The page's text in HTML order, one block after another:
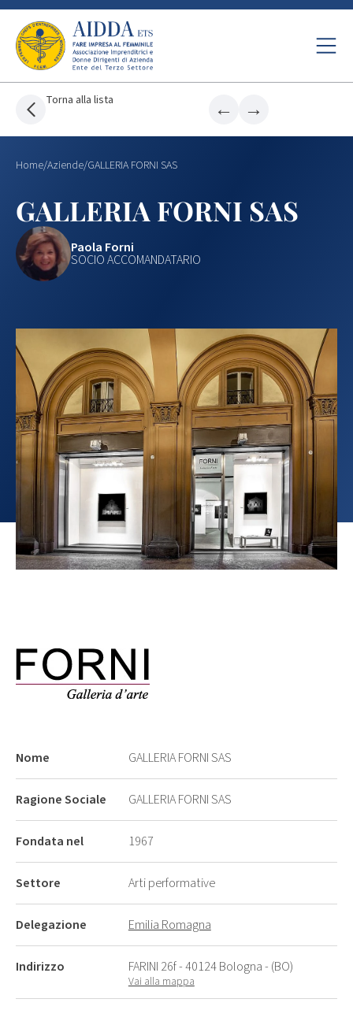
Torna alla lista ← →
Home/Aziende/GALLERIA FORNI SAS
GALLERIA FORNI SAS
Paola Forni
SOCIO ACCOMANDATARIO
Nome GALLERIA FORNI SAS
Ragione Sociale GALLERIA FORNI SAS
Fondata nel 1967
Settore Arti performative
Delegazione Emilia Romagna
Indirizzo FARINI 26f - 40124 Bologna - (BO)
Vai alla mappa